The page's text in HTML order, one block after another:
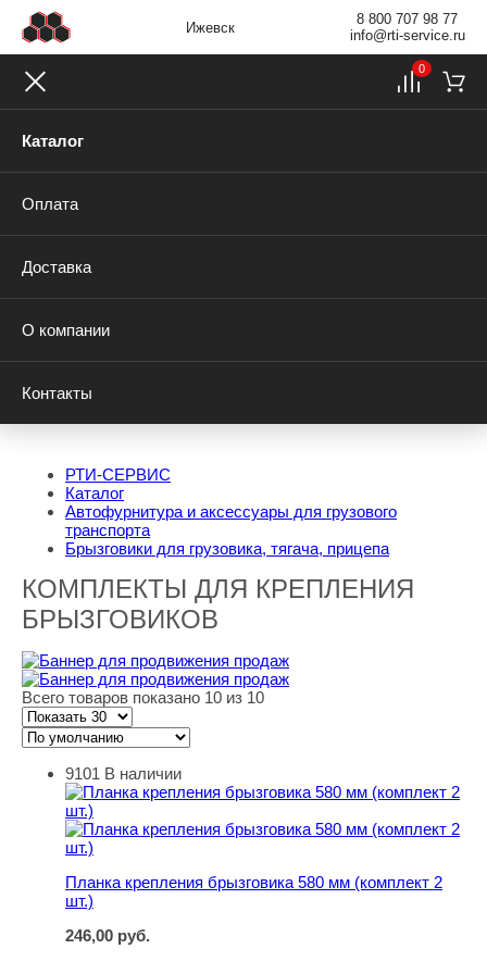
Ижевск
8 800 707 98 77
info@rti-service.ru
Каталог
Оплата
Доставка
О компании
Контакты
0
РТИ-СЕРВИС
Каталог
Автофурнитура и аксессуары для грузового
транспорта
Брызговики для грузовика, тягача, прицепа
КОМПЛЕКТЫ ДЛЯ КРЕПЛЕНИЯ
БРЫЗГОВИКОВ
Всего товаров показано 10 из 10
Планка крепления брызговика 580 мм (комплект 2 шт.)
9101 В наличии
Планка крепления брызговика 580 мм (комплект 2
шт.)
246,00 руб.